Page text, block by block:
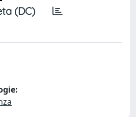
(DC)